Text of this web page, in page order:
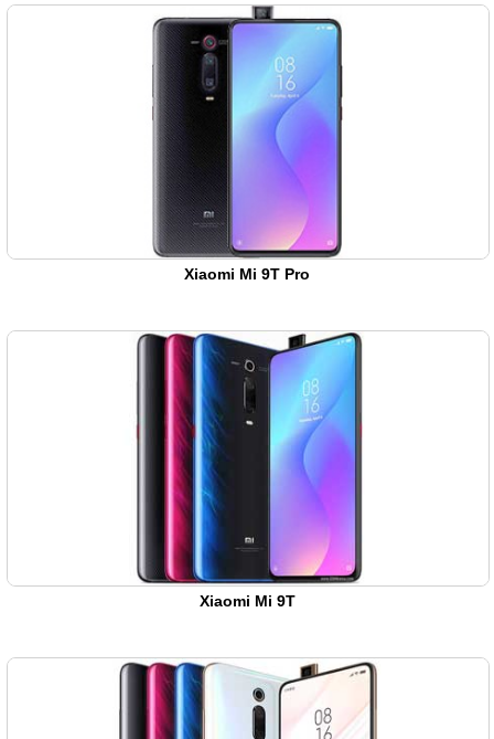
Xiaomi Mi 9T Pro
Xiaomi Mi 9T